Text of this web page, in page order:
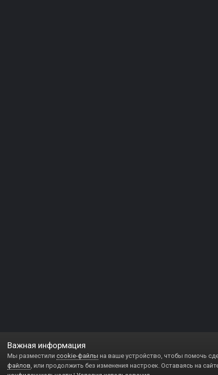
Важная информация
Мы разместили cookie-файлы на ваше устройство, чтобы помочь
файлов, или продолжить без изменения настроек. Оставаясь на